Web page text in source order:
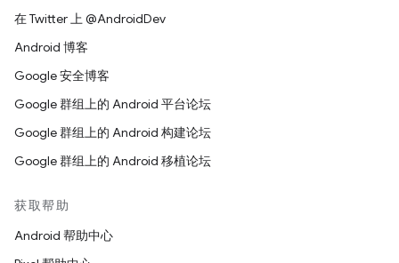
在 Twitter 上 @AndroidDev
Android 博客
Google 安全博客
Google 群组上的 Android 平台论坛
Google 群组上的 Android 构建论坛
Google 群组上的 Android 移植论坛
获取帮助
Android 帮助中心